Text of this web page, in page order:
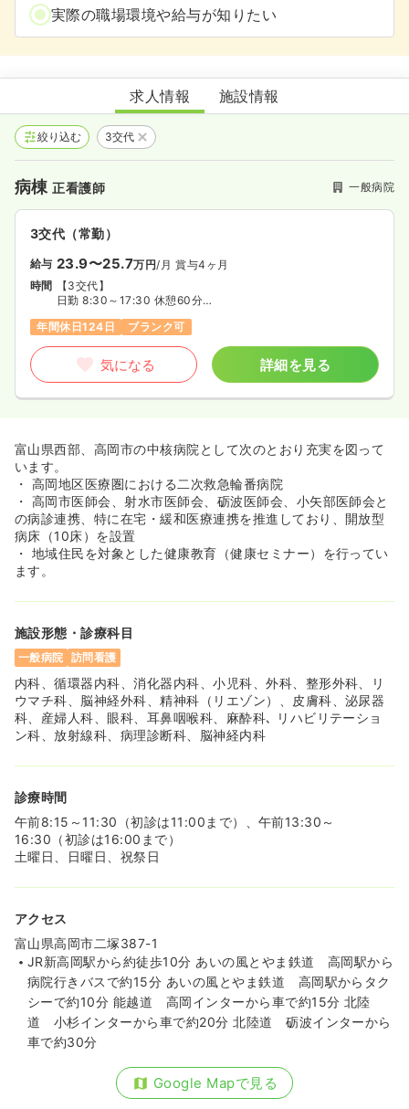
実際の職場環境や給与が知りたい
富山県済生会高岡病院
求人情報 施設情報
絞り込む 3交代
病棟正看護師 一般病院
3交代（常勤）
給与 23.9〜25.7万円/月 賞与4ヶ月
時間
【3交代】
日勤 8:30～17:30 休憩60分
深夜 0:30～9:30 休憩60分
※深夜勤務・時間外勤務については、回数制限制度あり
※希望者には、2交替勤務、夜勤専従も相談可
年間休日124日 ブランク可
気になる 詳細を見る
富山県西部、高岡市の中核病院として次のとおり充実を図って
います。
・ 高岡地区医療圏における二次救急輪番病院
・ 高岡市医師会、射水市医師会、砺波医師会、小矢部医師会と
の病診連携、特に在宅・緩和医療連携を推進しており、開放型
病床（10床）を設置
・ 地域住民を対象とした健康教育（健康セミナー）を行ってい
ます。
施設形態・診療科目
一般病院 訪問看護
内科、循環器内科、消化器内科、小児科、外科、整形外科、リ
ウマチ科、脳神経外科、精神科（リエゾン）、皮膚科、泌尿器
科、産婦人科、眼科、耳鼻咽喉科、麻酔科､ リハビリテーショ
ン科、放射線科、病理診断科、脳神経内科
診療時間
午前8:15～11:30（初診は11:00まで）、午前13:30～
16:30（初診は16:00まで）
土曜日、日曜日、祝祭日
アクセス
富山県高岡市二塚387-1
JR新高岡駅から約徒歩10分 あいの風とやま鉄道 高岡駅から
病院行きバスで約15分 あいの風とやま鉄道 高岡駅からタク
シーで約10分 能越道 高岡インターから車で約15分 北陸
道 小杉インターから車で約20分 北陸道 砺波インターから
車で約30分
Google Mapで見る